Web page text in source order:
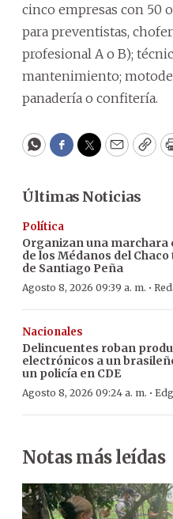
cinco empresas con 50
para preventistas,
profesional A o B);
mantenimiento;
panadería o confitería.
WhatsApp
Facebook
Twitter
Email
Últimas Noticias
Política
Organizan una marchara
de los Médanos del
de Santiago Peña
Agosto 8, 2026 09:39 a. m. ·
Nacionales
Delincuentes roban
electrónicos a un
un policía en CDE
Agosto 8, 2026 09:24 a. m. ·
Notas más leídas